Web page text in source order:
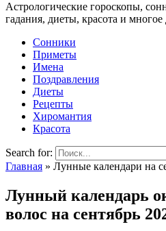
Астрологические гороскопы,
гадания, диеты, красота и многое
Сонники
Приметы
Имена
Поздравления
Диеты
Рецепты
Хиромантия
Красота
Search for:
Главная » Лунные календари на
Лунный календарь
волос на сентябрь